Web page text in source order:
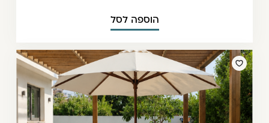
הוספה לסל